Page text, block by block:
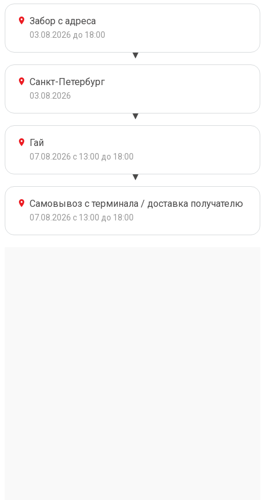
Забор с адреса
03.08.2026 до 18:00
Санкт-Петербург
03.08.2026
Гай
07.08.2026 с 13:00 до 18:00
Самовывоз с терминала / доставка получателю
07.08.2026 с 13:00 до 18:00